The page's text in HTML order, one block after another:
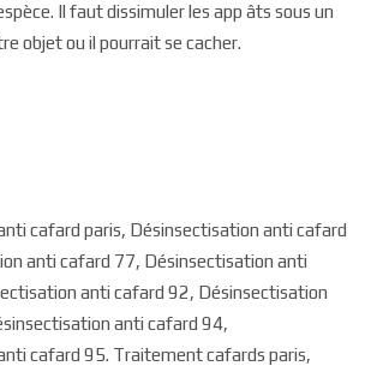
Il faut dissimuler les app âts sous un
objet ou il pourrait se cacher.
cafard paris, Désinsectisation anti cafard
anti cafard 77, Désinsectisation anti
anti cafard 92, Désinsectisation
anti cafard 94,
cafard 95. Traitement cafards paris,